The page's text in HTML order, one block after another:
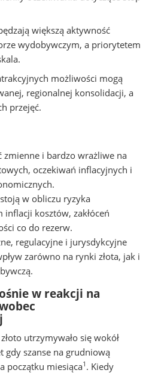
większą aktywność
wydobywczym, a priorytetem
możliwości mogą
regionalnej konsolidacji, a
przejęć.
zmienne i bardzo wrażliwe na
oczekiwań inflacyjnych i
w obliczu ryzyka
kosztów, zakłóceń
co do rezerw.
regulacyjne i jurysdykcyjne
zarówno na rynki złota, jak i
w reakcji na
utrzymywało się wokół
gdy szanse na grudniową
początku miesiąca1 . Kiedy